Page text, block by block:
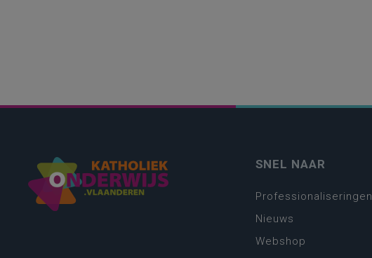
SNEL NAAR
Professionaliseringen
Nieuws
Webshop